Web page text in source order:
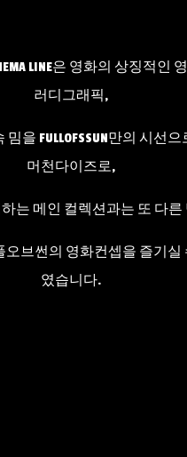
LINE은 영화의 상징적인
러디그래픽,
을 FULLOFSSUN만의 시선
머천다이즈로,
는 메인 컬렉션과는 또 다른
오브썬의 영화컨셉을 즐기실
였습니다.